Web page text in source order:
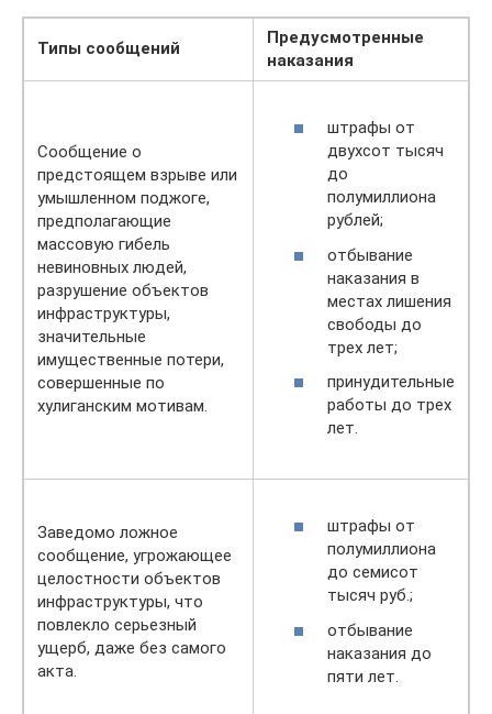
Типы сообщений
Предусмотренные
наказания
Сообщение о
предстоящем взрыве или
умышленном поджоге,
предполагающие
массовую гибель
невиновных людей,
разрушение объектов
инфраструктуры,
значительные
имущественные потери,
совершенные по
хулиганским мотивам.
штрафы от
двухсот тысяч
до
полумиллиона
рублей;
отбывание
наказания в
местах лишения
свободы до
трех лет;
принудительные
работы до трех
лет.
Заведомо ложное
сообщение, угрожающее
целостности объектов
инфраструктуры, что
повлекло серьезный
ущерб, даже без самого
акта.
штрафы от
полумиллиона
до семисот
тысяч руб.;
отбывание
наказания до
пяти лет.